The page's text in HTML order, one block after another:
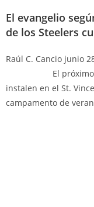
El evangelio
de los Steelers
Raúl C. Cancio junio
El próximo 28
instalen en el St.
campamento de